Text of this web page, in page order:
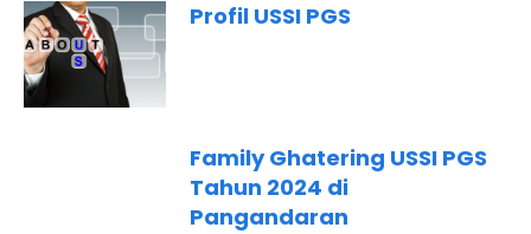
Profil USSI PGS
Family Ghatering USSI PGS
Tahun 2024 di
Pangandaran